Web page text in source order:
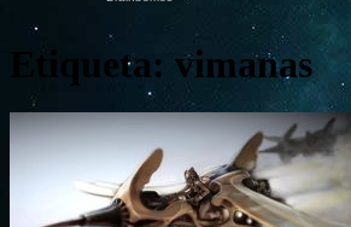
Etiqueta: vimanas